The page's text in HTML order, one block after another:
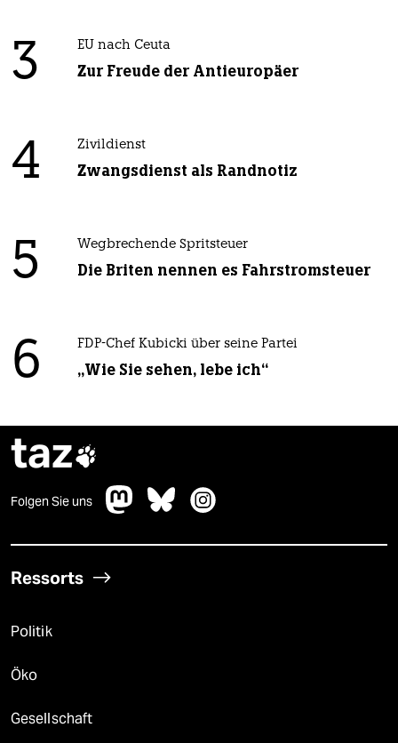
3 EU nach Ceuta
Zur Freude der Antieuropäer
4 Zivildienst
Zwangsdienst als Randnotiz
5 Wegbrechende Spritsteuer
Die Briten nennen es Fahrstromsteuer
6 FDP-Chef Kubicki über seine Partei
„Wie Sie sehen, lebe ich“
taz
Folgen Sie uns
Ressorts
Politik
Öko
Gesellschaft